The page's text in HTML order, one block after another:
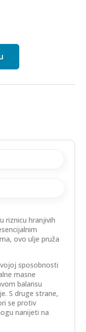
riznicu hranjivih
ovo ulje pruža
sposobnosti
masne
balansu
S druge strane,
se protiv
nanijeti na